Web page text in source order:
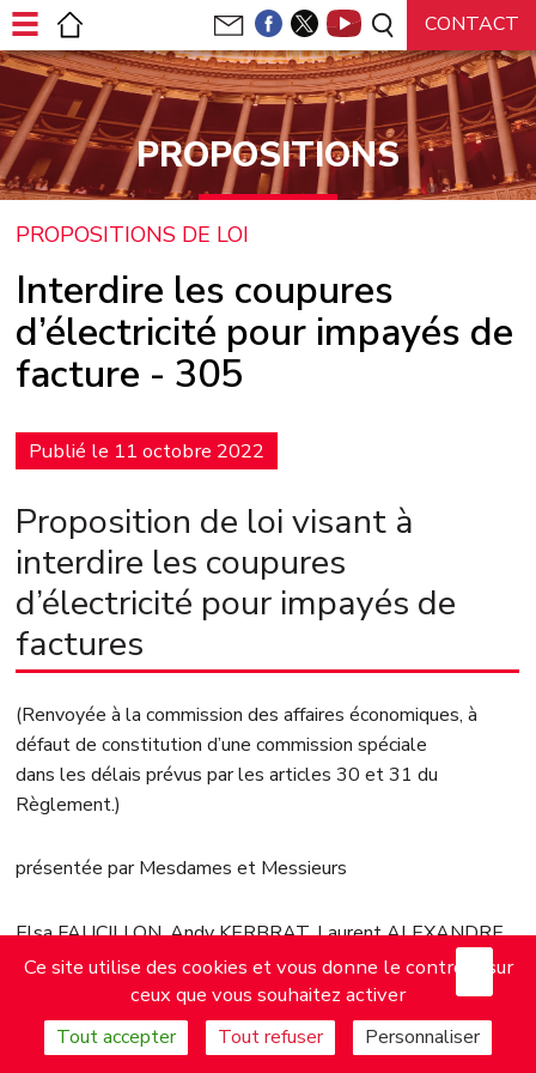
PROPOSITIONS
PROPOSITIONS DE LOI
Interdire les coupures
d’électricité pour impayés de
facture - 305
Publié le 11 octobre 2022
Proposition de loi visant à
interdire les coupures
d’électricité pour impayés de
factures
(Renvoyée à la commission des affaires économiques, à
défaut de constitution d’une commission spéciale
dans les délais prévus par les articles 30 et 31 du
Règlement.)
présentée par Mesdames et Messieurs
Elsa FAUCILLON, Andy KERBRAT, Laurent ALEXANDRE,
Andrée TAURINYA, Jean‑François COULOMME, Louis
BOYARD, Adrien QUATENNENS, Perceval GAILLARD,
Élise LEBOUCHER, Arnaud LE GALL, Clémentine AUTAIN,
Hadrien CLOUET, Ersilia SOUDAIS, Aurélien SAINTOUL,
Panneau de gestion des cookies
Ce site utilise des cookies et vous donne le contrôle sur
ceux que vous souhaitez activer
Tout accepter Tout refuser Personnaliser